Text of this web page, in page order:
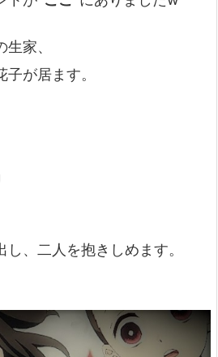
家、
が居ます。
、二人を抱きしめます。